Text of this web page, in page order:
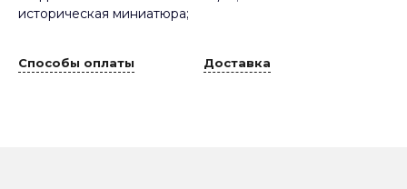
историческая миниатюра;
Способы оплаты Доставка